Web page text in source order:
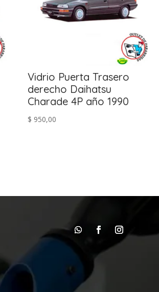
Vidrio Puerta Trasero
derecho Daihatsu
Charade 4P año 1990
$ 950,00